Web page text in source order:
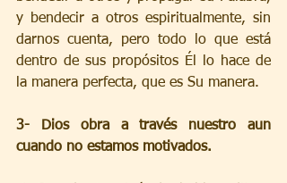
y bendecir a otros espiritualmente, sin
darnos cuenta, pero todo lo que está
dentro de sus propósitos Él lo hace de
la manera perfecta, que es Su manera.
3- Dios obra a través nuestro aun
cuando no estamos motivados.